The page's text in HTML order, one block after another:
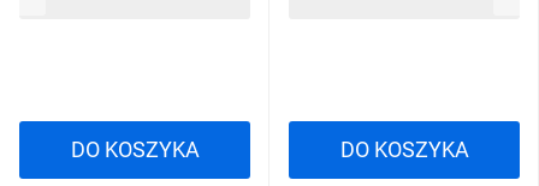
DO KOSZYKA DO KOSZYKA